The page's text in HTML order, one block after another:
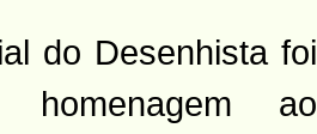
do Desenhista foi
ao